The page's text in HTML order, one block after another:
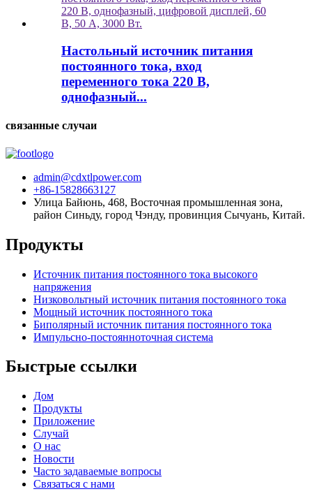
Настольный источник питания
постоянного тока, вход
переменного тока 220 В,
однофазный...
связанные случаи
admin@cdxtlpower.com
+86-15828663127
Улица Байюнь, 468, Восточная промышленная зона,
район Синьду, город Чэнду, провинция Сычуань, Китай.
Продукты
Источник питания постоянного тока высокого
напряжения
Низковольтный источник питания постоянного тока
Мощный источник постоянного тока
Биполярный источник питания постоянного тока
Импульсно-постоянноточная система
Быстрые ссылки
Дом
Продукты
Приложение
Случай
О нас
Новости
Часто задаваемые вопросы
Связаться с нами